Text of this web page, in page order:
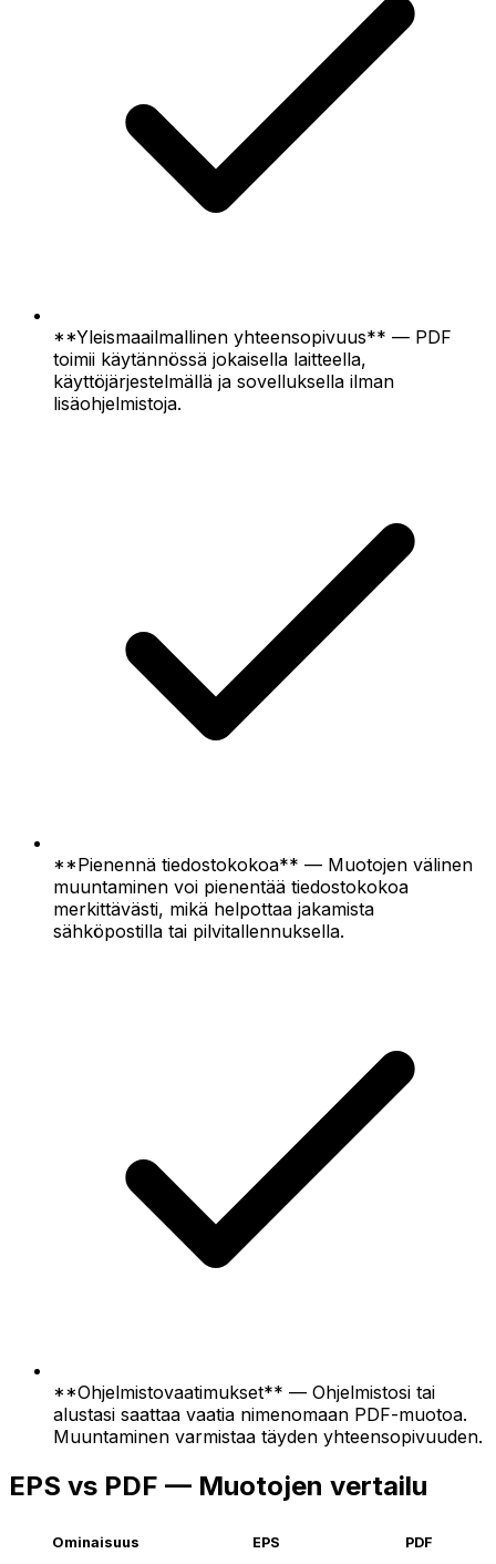
**Yleismaailmallinen yhteensopivuus** — PDF
toimii käytännössä jokaisella laitteella,
käyttöjärjestelmällä ja sovelluksella ilman
lisäohjelmistoja.
**Pienennä tiedostokokoa** — Muotojen välinen
muuntaminen voi pienentää tiedostokokoa
merkittävästi, mikä helpottaa jakamista
sähköpostilla tai pilvitallennuksella.
**Ohjelmistovaatimukset** — Ohjelmistosi tai
alustasi saattaa vaatia nimenomaan PDF-muotoa.
Muuntaminen varmistaa täyden yhteensopivuuden.
EPS vs PDF — Muotojen vertailu
Ominaisuus EPS PDF